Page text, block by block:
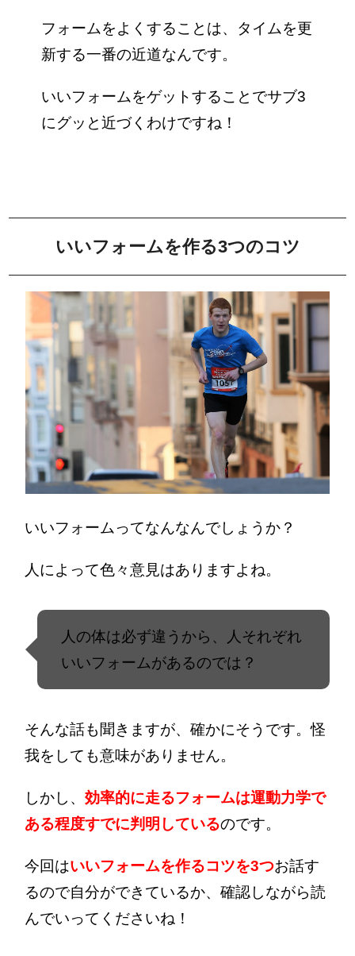
フォームをよくすることは、タイムを更
新する一番の近道なんです。
いいフォームをゲットすることでサブ3
にグッと近づくわけですね！
いいフォームを作る3つのコツ
いいフォームってなんなんでしょうか？
人によって色々意見はありますよね。
人の体は必ず違うから、人それぞれ
いいフォームがあるのでは？
そんな話も聞きますが、確かにそうです。怪
我をしても意味がありません。
しかし、効率的に走るフォームは運動力学で
ある程度すでに判明しているのです。
今回はいいフォームを作るコツを3つお話す
るので自分ができているか、確認しながら読
んでいってくださいね！